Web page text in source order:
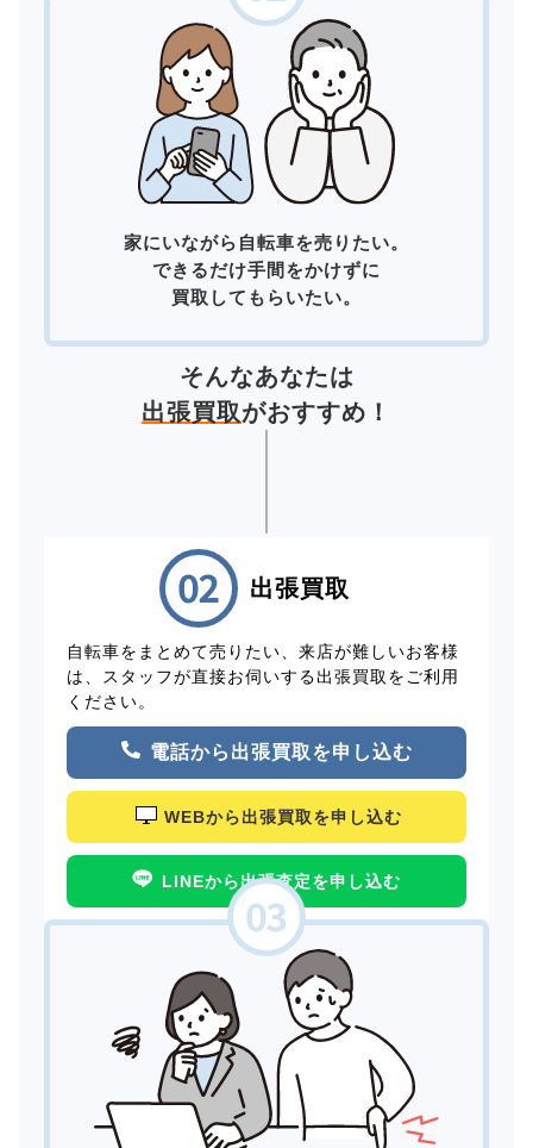
家にいながら自転車を売りたい。
できるだけ手間をかけずに
買取してもらいたい。
そんなあなたは
出張買取がおすすめ！
出張買取
自転車をまとめて売りたい、来店が難しいお客様
は、スタッフが直接お伺いする出張買取をご利用
ください。
電話から出張買取を申し込む
WEBから出張買取を申し込む
LINEから出張査定を申し込む